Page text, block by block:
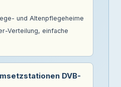
und Altenpflegeheime
Verteilung, einfache
DVB-